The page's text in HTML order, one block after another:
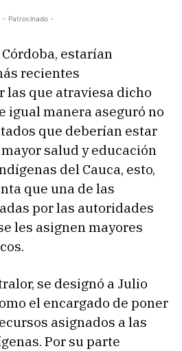
- Patrocinado -
estarían
recientes
las que atraviesa dicho
igual manera aseguró no
que deberían estar
salud y educación
del Cauca, esto,
que una de las
por las autoridades
les asignen mayores
se designó a Julio
el encargado de poner
asignados a las
Por su parte